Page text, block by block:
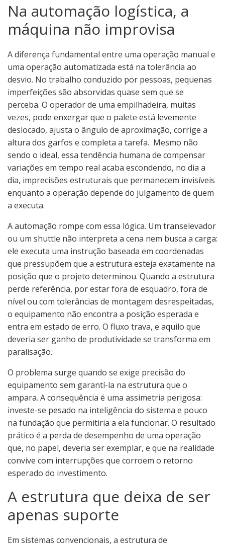
Na automação logística, a
máquina não improvisa
A diferença fundamental entre uma operação manual e
uma operação automatizada está na tolerância ao
desvio. No trabalho conduzido por pessoas, pequenas
imperfeições são absorvidas quase sem que se
perceba. O operador de uma empilhadeira, muitas
vezes, pode enxergarque o palete está levemente
deslocado, ajusta o ângulo de aproximação, corrige a
altura dos garfos e completa a tarefa. Mesmo não
sendo o ideal, essa tendência humana de compensar
variações em tempo real acaba escondendo, no dia a
dia, imprecisões estruturais que permanecem invisíveis
enquanto a operação depende do julgamento de quem
a executa.
A automação rompe com essa lógica. Um transelevador
ou um shuttle não interpreta a cena nem busca a carga:
ele executa uma instrução baseada em coordenadas
que pressupõem que a estrutura esteja exatamente na
posição que o projeto determinou. Quando a estrutura
perde referência, por estar fora de esquadro, fora de
nível ou com tolerâncias de montagem desrespeitadas,
o equipamento não encontra a posição esperada e
entra em estado de erro. O fluxo trava, e aquilo que
deveria ser ganho de produtividade se transforma em
paralisação.
O problema surge quando se exige precisão do
equipamento sem garantí-la na estrutura que o
ampara. A consequência é uma assimetria perigosa:
investe-se pesado na inteligência do sistema e pouco
na fundação que permitiria a ela funcionar. O resultado
prático é a perda de desempenho de uma operação
que, no papel, deveria ser exemplar, e que na realidade
convive com interrupções que corroem o retorno
esperado do investimento.
A estrutura que deixa de ser
apenas suporte
Em sistemas convencionais, a estrutura de